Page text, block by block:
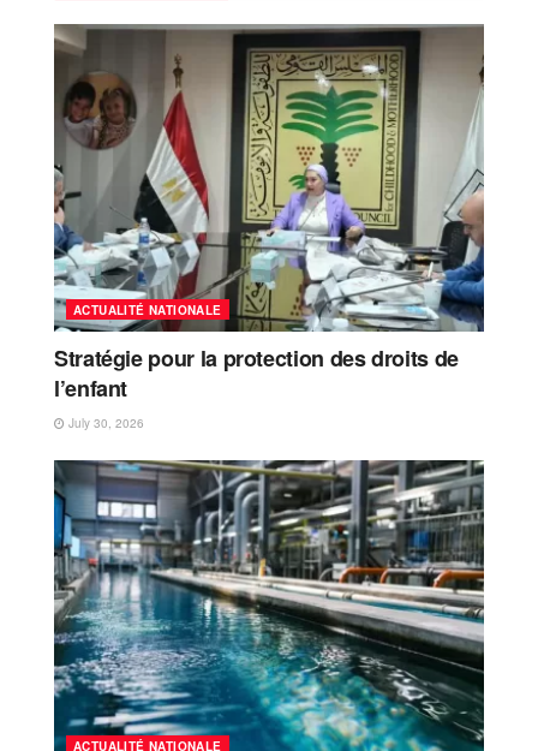
ACTUALITÉ NATIONALE
Stratégie pour la protection des droits de
l’enfant
July 30, 2026
ACTUALITÉ NATIONALE